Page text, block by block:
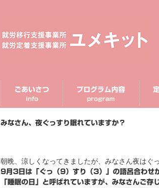
ごあいさつ
info
プログラム内容
program
みなさん、夜ぐっすり眠れていますか？
朝晩、涼しくなってきましたが、みなさん夜はぐ
9月3日は「ぐっ（9）すり（3）」の語呂合わせ
「睡眠の日」と呼ばれていますが、みなさんご存